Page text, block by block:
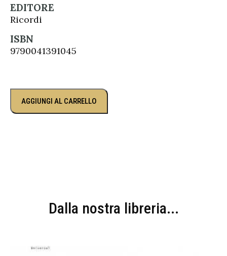
EDITORE
Ricordi
ISBN
9790041391045
AGGIUNGI AL CARRELLO
Dalla nostra libreria...